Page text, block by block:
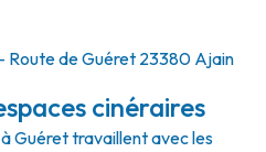
- Route de Guéret 23380 Ajain
cinéraires
Guéret travaillent avec les